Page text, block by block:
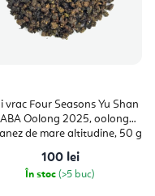
vrac Four Seasons Yu Shan
Oolong 2025, oolong
de mare altitudine, 50 g
100 lei
În stoc (>5 buc)